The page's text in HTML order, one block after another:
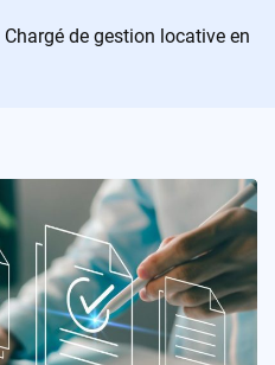
de gestion locative en